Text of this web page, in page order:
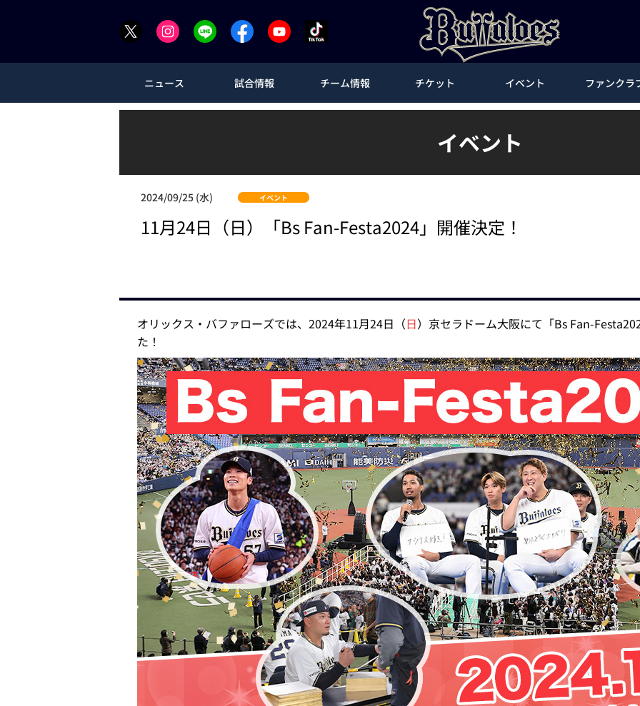
ニュース 試合情報 チーム情報 チケット イベント ファンクラ
イベント
2024/09/25 (水) イベント
11月24日（日）「Bs Fan-Festa2024」開催決定！
オリックス・バファローズでは、2024年11月24日（日）京セラドーム大阪にて「Bs Fan-
た！